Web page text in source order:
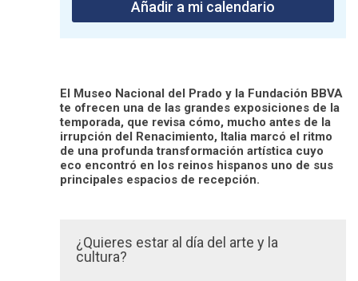
Añadir a mi calendario
El Museo Nacional del Prado y la Fundación BBVA
te ofrecen una de las grandes exposiciones de la
temporada, que revisa cómo, mucho antes de la
irrupción del Renacimiento, Italia marcó el ritmo
de una profunda transformación artística cuyo
eco encontró en los reinos hispanos uno de sus
principales espacios de recepción.
¿Quieres estar al día del arte y la
cultura?